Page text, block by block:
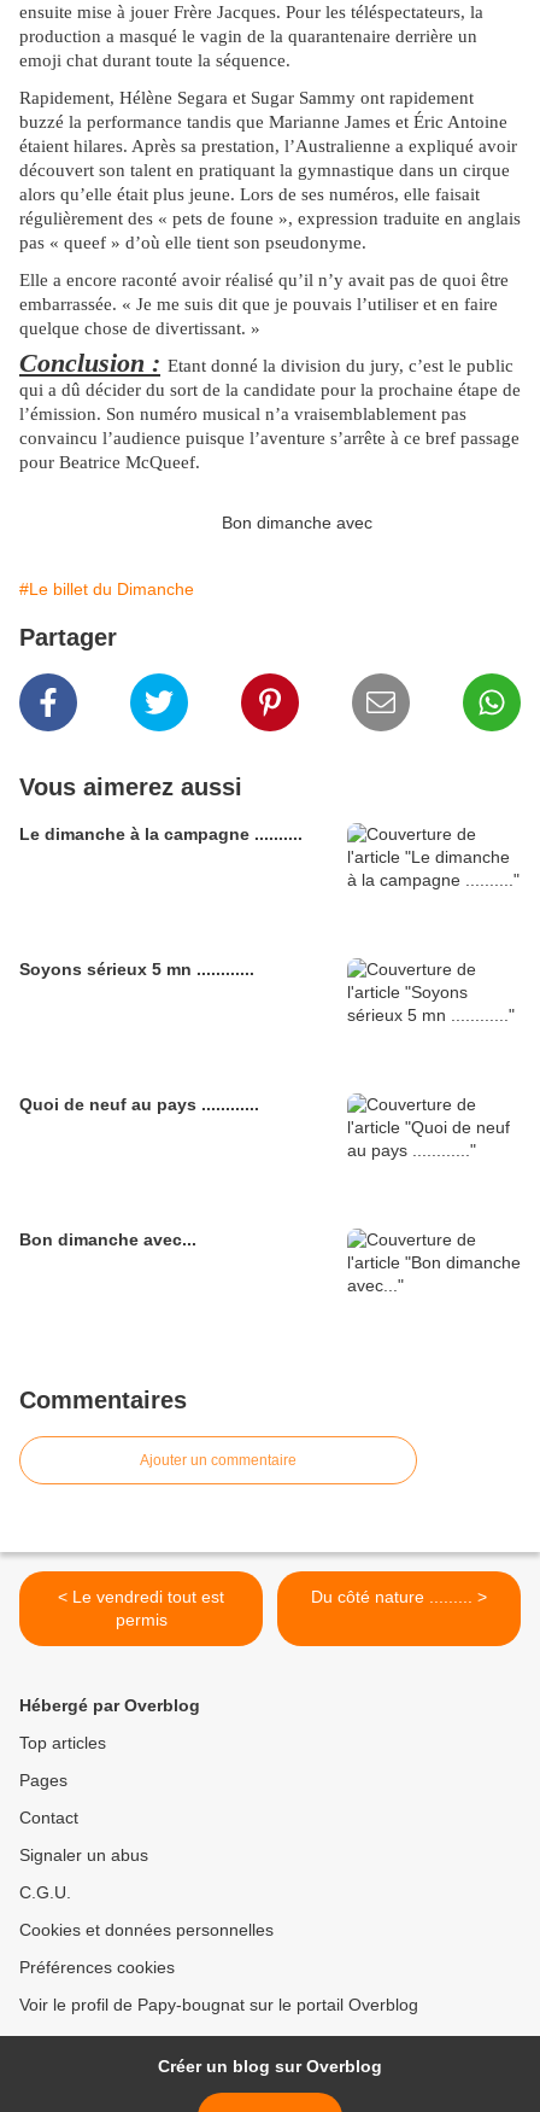
ensuite mise à jouer Frère Jacques. Pour les téléspectateurs, la
production a masqué le vagin de la quarantenaire derrière un
emoji chat durant toute la séquence.
Rapidement, Hélène Segara et Sugar Sammy ont rapidement
buzzé la performance tandis que Marianne James et Éric Antoine
étaient hilares. Après sa prestation, l’Australienne a expliqué avoir
découvert son talent en pratiquant la gymnastique dans un cirque
alors qu’elle était plus jeune. Lors de ses numéros, elle faisait
régulièrement des « pets de foune », expression traduite en anglais
pas « queef » d’où elle tient son pseudonyme.
Elle a encore raconté avoir réalisé qu’il n’y avait pas de quoi être
embarrassée. « Je me suis dit que je pouvais l’utiliser et en faire
quelque chose de divertissant. »
Conclusion : Etant donné la division du jury, c’est le public
qui a dû décider du sort de la candidate pour la prochaine étape de
l’émission. Son numéro musical n’a vraisemblablement pas
convaincu l’audience puisque l’aventure s’arrête à ce bref passage
pour Beatrice McQueef.
Bon dimanche avec
#Le billet du Dimanche
Partager
Vous aimerez aussi
Le dimanche à la campagne ..........
Soyons sérieux 5 mn ............
Quoi de neuf au pays ............
Bon dimanche avec...
Commentaires
Ajouter un commentaire
< Le vendredi tout est
permis
Du côté nature ......... >
Hébergé par Overblog
Top articles
Pages
Contact
Signaler un abus
C.G.U.
Cookies et données personnelles
Préférences cookies
Voir le profil de Papy-bougnat sur le portail Overblog
Créer un blog sur Overblog